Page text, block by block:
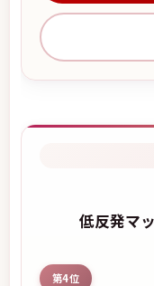
低反発マ
第4位